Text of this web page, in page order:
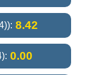
8.42
0.00